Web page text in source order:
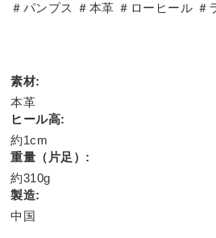
＃パンプス ＃本革 ＃ローヒール ＃
素材:
本革
ヒール高:
約1cm
重量（片足）:
約310g
製造:
中国